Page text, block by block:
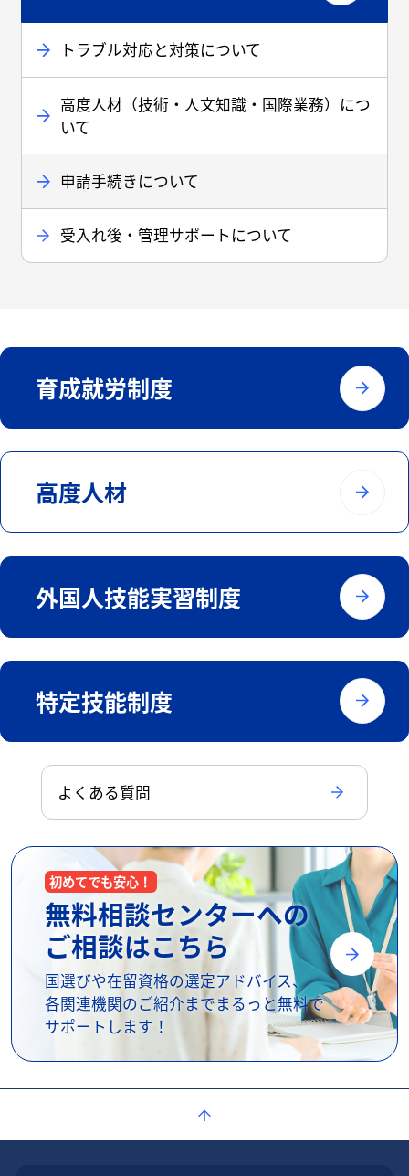
トラブル対応と対策について
高度人材（技術・人文知識・国際業務）につ
いて
申請手続きについて
受入れ後・管理サポートについて
育成就労制度
高度人材
外国人技能実習制度
特定技能制度
よくある質問
初めてでも安心！
無料相談センターへの
ご相談はこちら
国選びや在留資格の選定アドバイス、
各関連機関のご紹介までまるっと無料で
サポートします！